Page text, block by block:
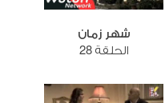
شهر زمان
الحلقة 28